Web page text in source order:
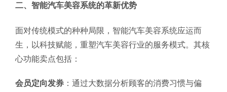
二、智能汽车美容系统的革新优势
面对传统模式的种种局限，智能汽车美容系统应运而
生，以科技赋能，重塑汽车美容行业的服务模式。其核
心功能卖点包括：
会员定向发券 ：通过大数据分析顾客的消费习惯与偏